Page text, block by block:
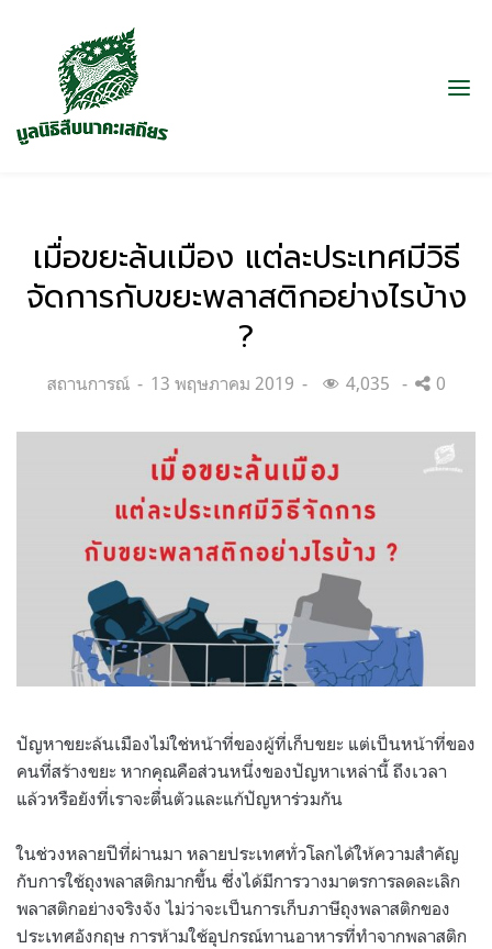
เมื่อขยะล้นเมือง แต่ละประเทศมีวิธี
จัดการกับขยะพลาสติกอย่างไรบ้าง
?
Categories:
สถานการณ์
Posted
13 พฤษภาคม 2019 4,035 0
ปัญหาขยะล้นเมืองไม่ใช่หน้าที่ของผู้ที่เก็บขยะ แต่เป็นหน้าที่ของ
คนที่สร้างขยะ หากคุณคือส่วนหนึ่งของปัญหาเหล่านี้ ถึงเวลา
แล้วหรือยังที่เราจะตื่นตัวและแก้ปัญหาร่วมกัน
ในช่วงหลายปีที่ผ่านมา หลายประเทศทั่วโลกได้ให้ความสำคัญ
กับการใช้ถุงพลาสติกมากขึ้น ซึ่งได้มีการวางมาตรการลดละเลิก
พลาสติกอย่างจริงจัง ไม่ว่าจะเป็นการเก็บภาษีถุงพลาสติกของ
ประเทศอังกฤษ การห้ามใช้อุปกรณ์ทานอาหารที่ทำจากพลาสติก